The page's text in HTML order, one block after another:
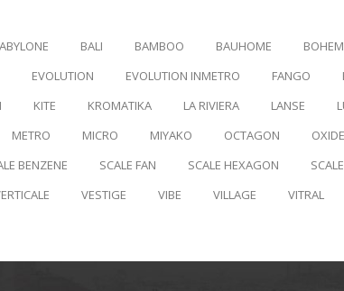
BALI BAMBOO BAUHOME
EVOLUTION EVOLUTION INMETRO FANGO
KITE KROMATIKA LA RIVIERA LANSE
METRO MICRO MIYAKO OCTAGON OXIDE
BENZENE SCALE FAN SCALE HEXAGON
VESTIGE VIBE VILLAGE VITRAL